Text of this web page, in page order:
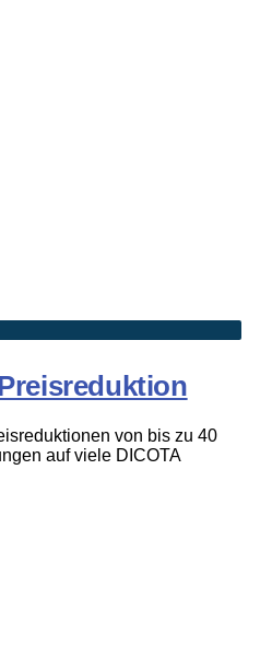
von bis zu 40
auf viele DICOTA